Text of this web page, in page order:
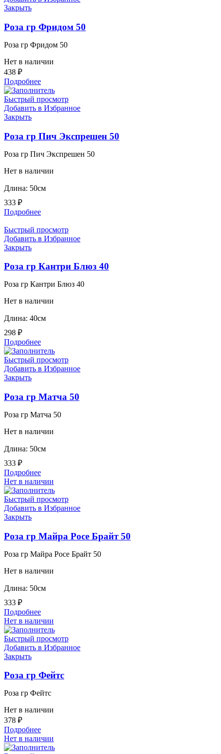
Закрыть
Роза гр Фридом 50
Роза гр Фридом 50
Нет в наличии
438 ₽
Подробнее
Быстрый просмотр
Добавить в Избранное
Закрыть
Роза гр Пич Экспрешен 50
Роза гр Пич Экспрешен 50
Нет в наличии
Длина: 50см
333 ₽
Подробнее
Быстрый просмотр
Добавить в Избранное
Закрыть
Роза гр Кантри Блюз 40
Роза гр Кантри Блюз 40
Нет в наличии
Длина: 40см
298 ₽
Подробнее
Быстрый просмотр
Добавить в Избранное
Закрыть
Роза гр Матча 50
Роза гр Матча 50
Нет в наличии
Длина: 50см
333 ₽
Подробнее
Нет в наличии
Быстрый просмотр
Добавить в Избранное
Закрыть
Роза гр Майра Росе Брайт 50
Роза гр Майра Росе Брайт 50
Нет в наличии
Длина: 50см
333 ₽
Подробнее
Нет в наличии
Быстрый просмотр
Добавить в Избранное
Закрыть
Роза гр Фейтс
Роза гр Фейтс
Нет в наличии
378 ₽
Подробнее
Нет в наличии